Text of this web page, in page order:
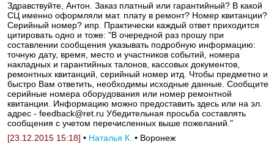
Здравствуйте, Антон. Заказ платный или гарантийный? В какой
СЦ именно оформляли мат. плату в ремонт? Номер квитанции?
Серийный номер? ипр. Практически каждый ответ приходится
цитировать одно и тоже: "В очередной раз прошу при
составлении сообщения указывать подробную информацию:
точную дату, время, место и участников событий, номера
накладных и гарантийных талонов, кассовых документов,
ремонтных квитанций, серийный номер итд. Чтобы предметно и
быстро Вам ответить, необходимы исходные данные. Сообщите
серийные номера оборудования или номер ремонтной
квитанции. Информацию можно предоставить здесь или на эл.
адрес - feedback@ret.ru Убедительная просьба составлять
сообщения с учетом перечисленных выше пожеланий."
[23.12.2015 15:18] • Наталья К. • Воронеж